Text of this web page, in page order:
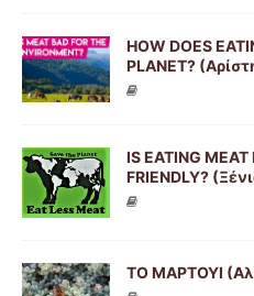
HOW DOES
PLANET?
IS EATING
FRIENDLY?
ΤΟ ΜΑΡΤΟΥΙ